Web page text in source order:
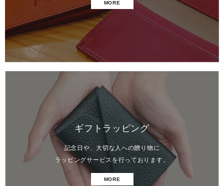
MORE
ギフトラッピング
記念日や、大切な人への贈り物に
ラッピングサービスを行っております。
MORE